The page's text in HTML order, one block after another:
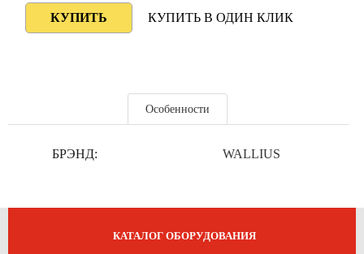
КУПИТЬ В ОДИН КЛИК
Особенности
БРЭНД: WALLIUS
КАТАЛОГ ОБОРУДОВАНИЯ